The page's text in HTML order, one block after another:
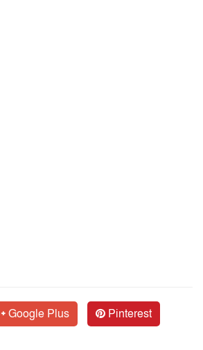
Google Plus Pinterest